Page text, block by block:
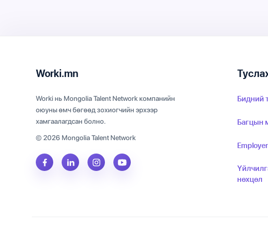
Worki.mn
Worki нь Mongolia Talent Network компанийн
оюуны өмч бөгөөд зохиогчийн эрхээр
хамгаалагдсан болно.
© 2026 Mongolia Talent Network
Бидний
Багцын
нөхцөл